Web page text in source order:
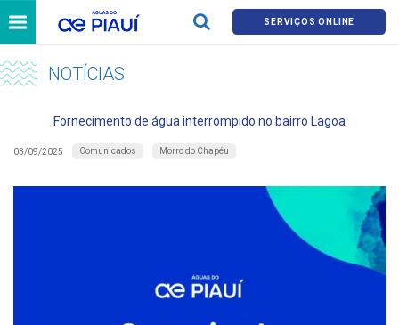
SERVIÇOS ONLINE
NOTÍCIAS
Fornecimento de água interrompido no bairro Lagoa
03/09/2025 Comunicados Morro do Chapéu